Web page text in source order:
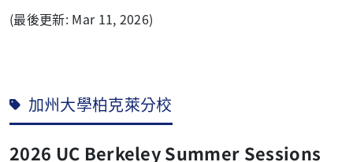
(最後更新: Mar 11, 2026)
加州大學柏克萊分校
2026 UC Berkeley Summer Sessions